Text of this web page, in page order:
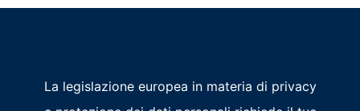
P.IVA - Codice Fiscale: 01586360933
La legislazione europea in materia di privacy